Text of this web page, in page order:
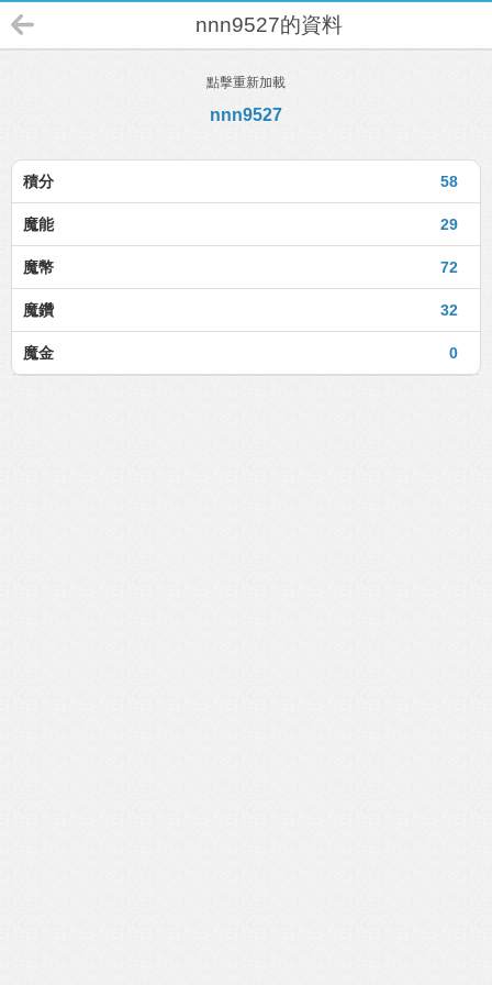
nnn9527的資料
點擊重新加載
nnn9527
58
積分
29
魔能
72
魔幣
32
魔鑽
0
魔金